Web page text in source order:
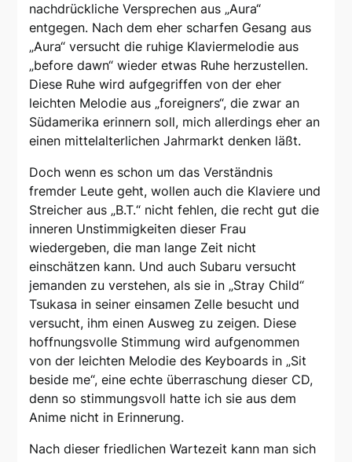
nachdrückliche Versprechen aus „Aura“
entgegen. Nach dem eher scharfen Gesang aus
„Aura“ versucht die ruhige Klaviermelodie aus
„before dawn“ wieder etwas Ruhe herzustellen.
Diese Ruhe wird aufgegriffen von der eher
leichten Melodie aus „foreigners“, die zwar an
Südamerika erinnern soll, mich allerdings eher an
einen mittelalterlichen Jahrmarkt denken läßt.
Doch wenn es schon um das Verständnis
fremder Leute geht, wollen auch die Klaviere und
Streicher aus „B.T.“ nicht fehlen, die recht gut die
inneren Unstimmigkeiten dieser Frau
wiedergeben, die man lange Zeit nicht
einschätzen kann. Und auch Subaru versucht
jemanden zu verstehen, als sie in „Stray Child“
Tsukasa in seiner einsamen Zelle besucht und
versucht, ihm einen Ausweg zu zeigen. Diese
hoffnungsvolle Stimmung wird aufgenommen
von der leichten Melodie des Keyboards in „Sit
beside me“, eine echte überraschung dieser CD,
denn so stimmungsvoll hatte ich sie aus dem
Anime nicht in Erinnerung.
Nach dieser friedlichen Wartezeit kann man sich